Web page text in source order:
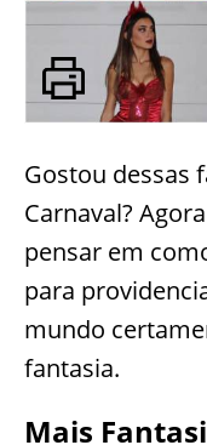
Gostou dessas
Carnaval?
pensar em
para
mundo
fantasia.
Mais